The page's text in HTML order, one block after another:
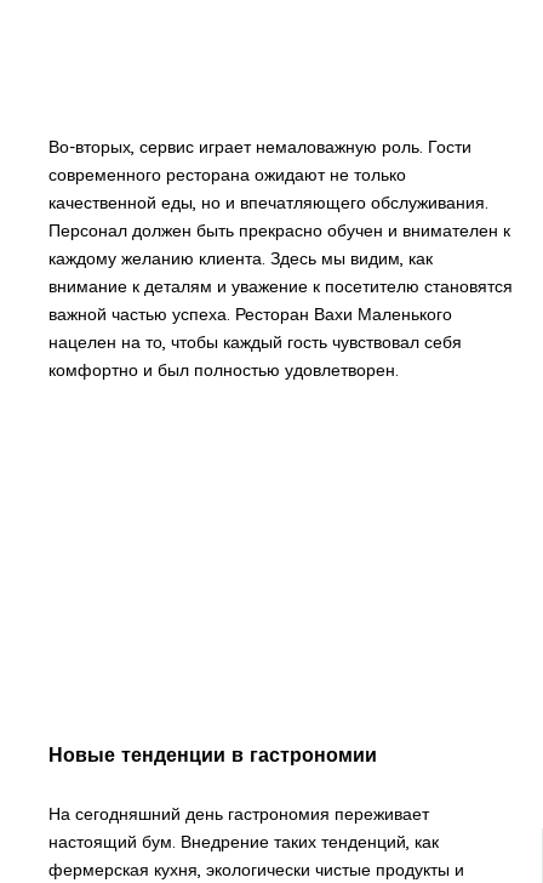
Во-вторых, сервис играет немаловажную роль. Гости
современного ресторана ожидают не только
качественной еды, но и впечатляющего обслуживания.
Персонал должен быть прекрасно обучен и внимателен к
каждому желанию клиента. Здесь мы видим, как
внимание к деталям и уважение к посетителю становятся
важной частью успеха. Ресторан Вахи Маленького
нацелен на то, чтобы каждый гость чувствовал себя
комфортно и был полностью удовлетворен.
Новые тенденции в гастрономии
На сегодняшний день гастрономия переживает
настоящий бум. Внедрение таких тенденций, как
фермерская кухня, экологически чистые продукты и